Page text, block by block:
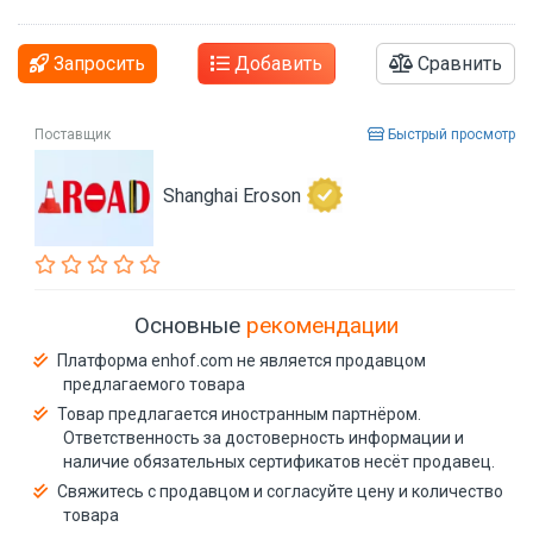
Запросить Добавить Сравнить
Поставщик Быстрый просмотр
Shanghai Eroson
Основные рекомендации
Платформа enhof.com не является продавцом
предлагаемого товара
Товар предлагается иностранным партнёром.
Ответственность за достоверность информации и
наличие обязательных сертификатов несёт продавец.
Свяжитесь с продавцом и согласуйте цену и количество
товара